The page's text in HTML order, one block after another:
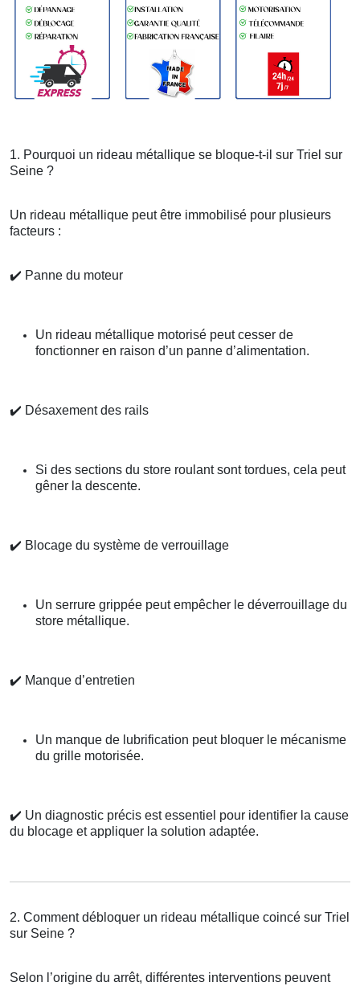
1. Pourquoi un rideau métallique se bloque-t-il sur Triel sur
Seine ?
Un rideau métallique peut être immobilisé pour plusieurs
facteurs :
✔️ Panne du moteur
Un rideau métallique motorisé peut cesser de
fonctionner en raison d’un panne d’alimentation.
✔️ Désaxement des rails
Si des sections du store roulant sont tordues, cela peut
gêner la descente.
✔️ Blocage du système de verrouillage
Un serrure grippée peut empêcher le déverrouillage du
store métallique.
✔️ Manque d’entretien
Un manque de lubrification peut bloquer le mécanisme
du grille motorisée.
✔️ Un diagnostic précis est essentiel pour identifier la cause
du blocage et appliquer la solution adaptée.
2. Comment débloquer un rideau métallique coincé sur Triel
sur Seine ?
Selon l’origine du arrêt, différentes interventions peuvent